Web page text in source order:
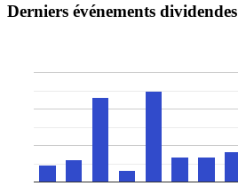
Derniers événements dividendes